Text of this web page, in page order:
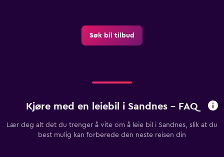
Søk bil tilbud
Kjøre med en leiebil i Sandnes - FAQ
Lær deg alt det du trenger å vite om å leie bil i Sandnes, slik at du
best mulig kan forberede den neste reisen din